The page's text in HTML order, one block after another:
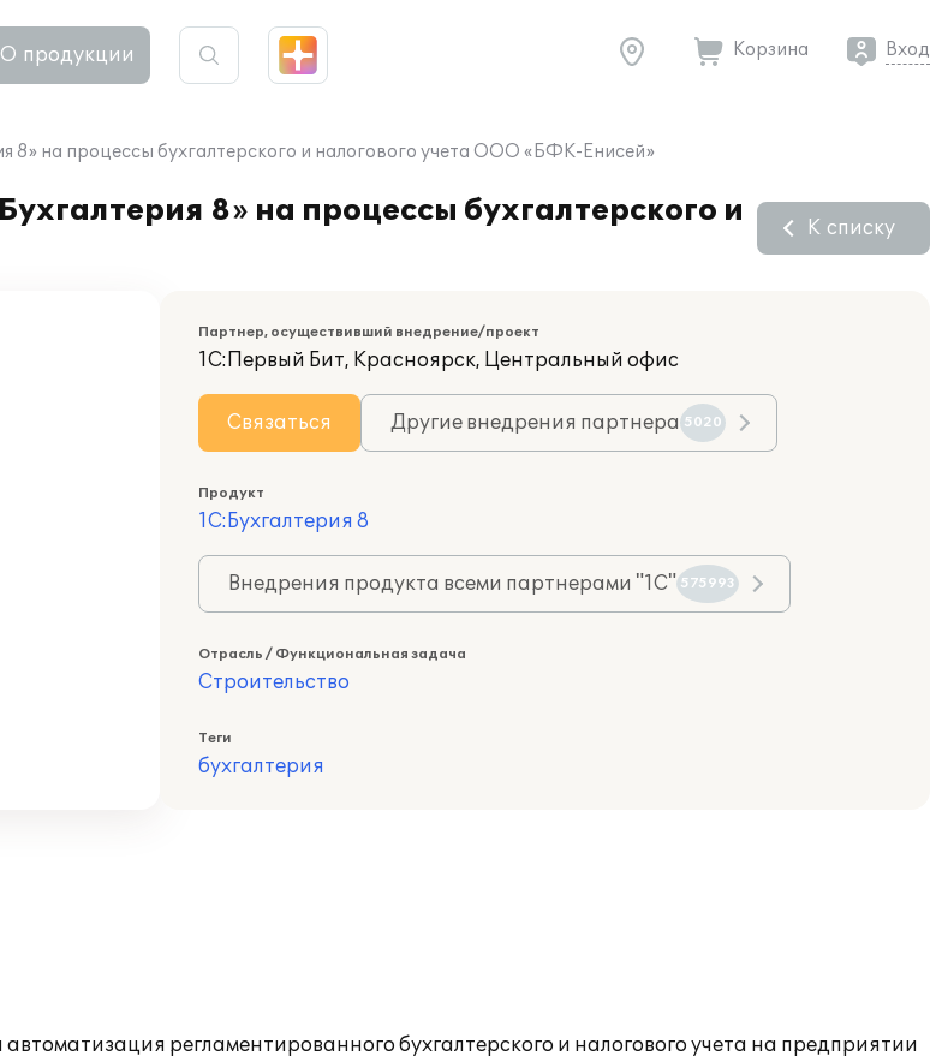
О продукции Корзина Вход
8» на процессы бухгалтерского и налогового учета ООО «БФК-Енисей»
8» на процессы бухгалтерского и
К списку
Партнер, осуществивший внедрение/проект
1С:Первый Бит, Красноярск, Центральный офис
Связаться Другие внедрения партнера 5020
Продукт
1С:Бухгалтерия 8
Внедрения продукта всеми партнерами "1С" 575993
Отрасль / Функциональная задача
Строительство
Теги
бухгалтерия
регламентированного бухгалтерского и налогового учета на предприятии